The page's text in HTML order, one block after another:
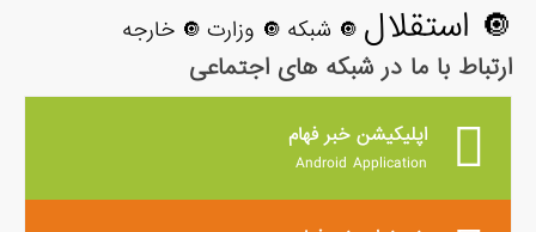
🔘 استقلال 🔘 شبکه 🔘 وزارت 🔘 خارجه
ارتباط با ما در شبکه های اجتماعی
اپلیکیشن خبر فهام
Android Application